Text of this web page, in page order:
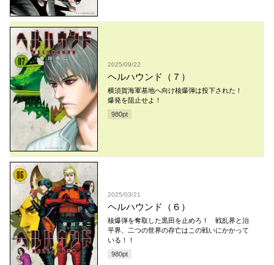
2025/09/22
ヘルハウンド（７）
横須賀海軍基地へ向け核爆弾は投下された！
爆発を阻止せよ！
980pt
2025/03/21
ヘルハウンド（６）
核爆弾を奪取した黒田を止めろ！ 戦乱界と治
平界、二つの世界の存亡はこの戦いにかかって
いる！！
980pt